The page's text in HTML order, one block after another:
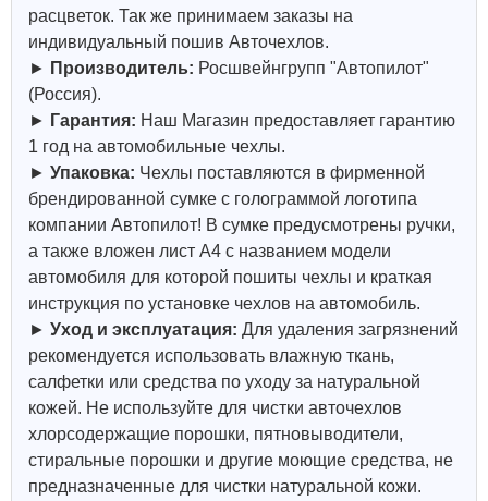
расцветок. Так же принимаем заказы на
индивидуальный пошив Авточехлов.
► Производитель: Росшвейнгрупп "Автопилот"
(Россия).
► Гарантия: Наш Магазин предоставляет гарантию
1 год на автомобильные чехлы.
► Упаковка: Чехлы поставляются в фирменной
брендированной сумке с голограммой логотипа
компании Автопилот! В сумке предусмотрены ручки,
а также вложен лист А4 с названием модели
автомобиля для которой пошиты чехлы и краткая
инструкция по установке чехлов на автомобиль.
► Уход и эксплуатация: Для удаления загрязнений
рекомендуется использовать влажную ткань,
салфетки или средства по уходу за натуральной
кожей. Не используйте для чистки авточехлов
хлорсодержащие порошки, пятновыводители,
стиральные порошки и другие моющие средства, не
предназначенные для чистки натуральной кожи.